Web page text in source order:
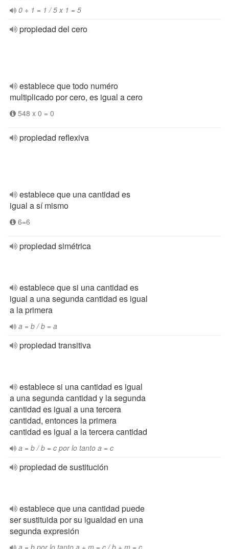
0 + 1 = 1 / 5 x 1 = 5
propiedad del cero
establece que todo numéro
multiplicado por cero, es igual a cero
548 x 0 = 0
propiedad reflexiva
establece que una cantidad es
igual a sí mismo
6=6
propiedad simétrica
establece que si una cantidad es
igual a una segunda cantidad es igual
a la primera
a = b / b = a
propiedad transitiva
establece si una cantidad es igual
a una segunda cantidad y la segunda
cantidad es igual a una tercera
cantidad, entonces la primera
cantidad es igual a la tercera cantidad
a = b / b = c por lo tanto a = c
propiedad de sustitución
establece que una cantidad puede
ser sustituida por su igualdad en una
segunda expresión
a = b por lo tanto a + m = c / b + m = c